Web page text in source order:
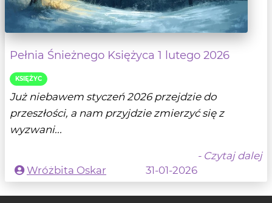
Pełnia Śnieżnego Księżyca 1 lutego 2026
KSIĘŻYC
Już niebawem styczeń 2026 przejdzie do
przeszłości, a nam przyjdzie zmierzyć się z
wyzwani...
- Czytaj dalej
Wróżbita Oskar
31-01-2026